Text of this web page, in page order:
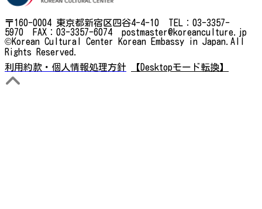
〒160-0004 東京都新宿区四谷4-4-10 TEL：03-3357-
5970 FAX：03-3357-6074 postmaster@koreanculture.jp
©Korean Cultural Center Korean Embassy in Japan.All
Rights Reserved.
利用約款・個人情報処理方針
【Desktopモード転換】